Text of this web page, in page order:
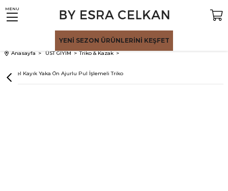
MENU
YENİ SEZON ÜRÜNLERİNİ KEŞFET
Anasayfa ÜST GİYİM Triko & Kazak
Camel Kayık Yaka Ön Ajurlu Pul İşlemeli Triko